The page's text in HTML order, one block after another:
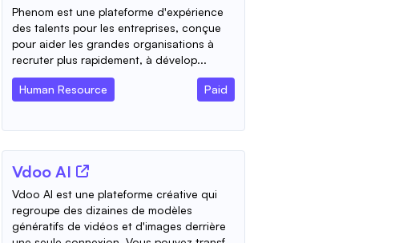
Phenom est une plateforme d'expérience
des talents pour les entreprises, conçue
pour aider les grandes organisations à
recruter plus rapidement, à dévelop...
Human Resource Paid
Vdoo AI
Vdoo AI est une plateforme créative qui
regroupe des dizaines de modèles
génératifs de vidéos et d'images derrière